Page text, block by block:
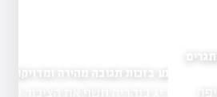
תגובה מהירה ומדויקת בנהריה